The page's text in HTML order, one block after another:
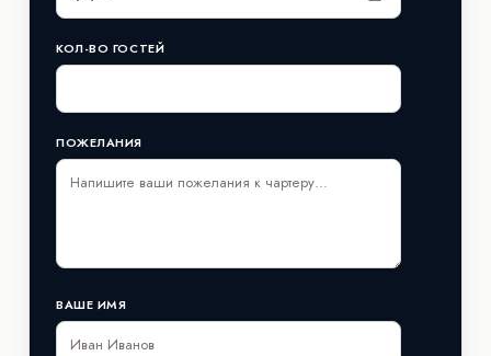
КОЛ-ВО ГОСТЕЙ
ПОЖЕЛАНИЯ
ВАШЕ ИМЯ